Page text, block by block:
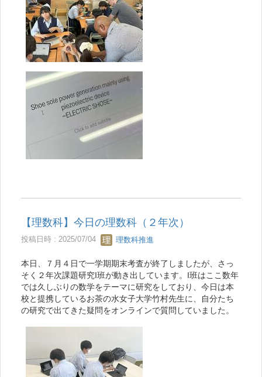
【理数科】今日の理数科（２年次）
投稿日時 : 2025/07/04 理数科推進
本日、７月４日で一学期期末考査が終了しましたが、さっ
そく２年次課題研究I班が動き出しています。I班はここ数年
では久しぶりの数学をテーマに研究をしており、今日は本
校と提携しているお茶の水女子大学竹村先生に、自分たち
の研究で出てきた疑問をオンラインで質問していました。